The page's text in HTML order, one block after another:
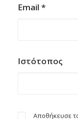
Email *
Ιστότοπος
Αποθήκευσε